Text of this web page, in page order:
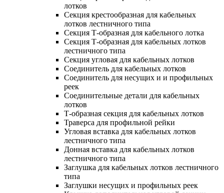
лотков
Секция крестообразная для кабельных
лотков лестничного типа
Секция Т-образная для кабельного лотка
Секция Т-образная для кабельных лотков
лестничного типа
Секция угловая для кабельных лотков
Соединитель для кабельных лотков
Соединитель для несущих и и профильных
реек
Соединительные детали для кабельных
лотков
Т-образная секция для кабельных лотков
Траверса для профильной рейки
Угловая вставка для кабельных лотков
лестничного типа
Донная вставка для кабельных лотков
лестничного типа
Заглушка для кабельных лотков лестничного
типа
Заглушки несущих и профильных реек